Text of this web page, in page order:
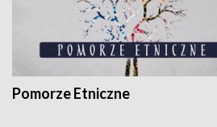
Pomorze Etniczne